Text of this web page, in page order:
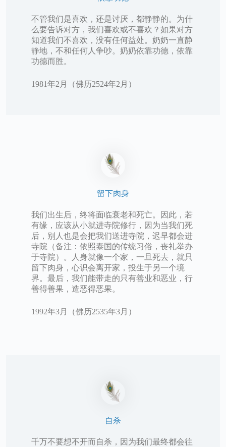
不管我们是喜欢，还是讨厌，都静静的。为什
么要告诉对方，我们喜欢或不喜欢？如果对方
知道我们不喜欢，没有任何益处。奶奶一直静
静地，不和任何人争吵。奶奶依靠功德，依靠
功德而胜。
1981年2月（佛历2524年2月）
留下肉身
我们出生后，终将面临衰老和死亡。因此，若
有缘，应该从小就进寺院修行，因为当我们死
后，别人也是会把我们送进寺院，迟早都会进
寺院（备注：依照泰国的传统习俗，丧礼举办
于寺院）。人身就像一个家，一旦死去，就只
留下肉身，心识会离开家，投生于另一个境
界。最后，我们能带走的只有善业和恶业，行
善得善果，造恶得恶果。
1992年3月（佛历2535年3月）
自杀
千万不要想不开而自杀，因为我们最终都会往